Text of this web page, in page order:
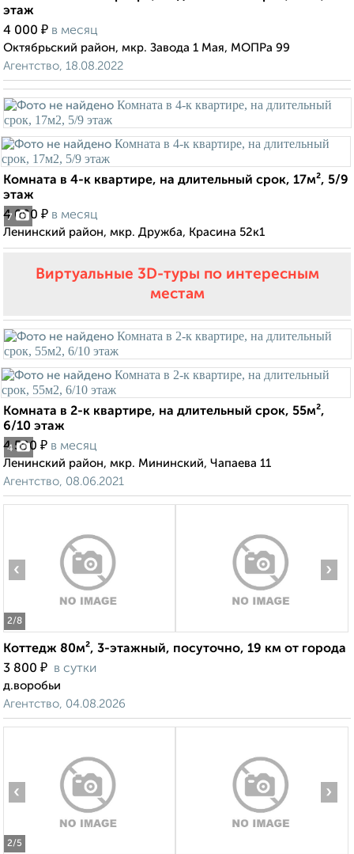
этаж
4 000 ₽ в месяц
Октябрьский район, мкр. Завода 1 Мая, МОПРа 99
Агентство, 18.08.2022
7
Комната в 4-к квартире, на длительный срок, 17м², 5/9
этаж
4 000 ₽ в месяц
Ленинский район, мкр. Дружба, Красина 52к1
Виртуальные 3D-туры по интересным
местам
4
Комната в 2-к квартире, на длительный срок, 55м²,
6/10 этаж
4 500 ₽ в месяц
Ленинский район, мкр. Мининский, Чапаева 11
Агентство, 08.06.2021
2/8
‹ ›
Коттедж 80м², 3-этажный, посуточно, 19 км от города
3 800 ₽ в сутки
д.воробьи
Агентство, 04.08.2026
2/5
‹ ›